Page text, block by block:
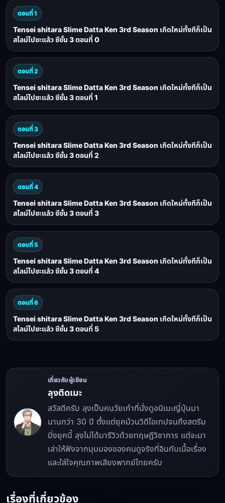
ตอนที่ 1
Tensei shitara Slime Datta Ken 3rd Season เกิดใหม่ทั้งทีก็เป็น
สไลม์ไปซะแล้ว ซีซั่น 3 ตอนที่ 0
ตอนที่ 2
Tensei shitara Slime Datta Ken 3rd Season เกิดใหม่ทั้งทีก็เป็น
สไลม์ไปซะแล้ว ซีซั่น 3 ตอนที่ 1
ตอนที่ 3
Tensei shitara Slime Datta Ken 3rd Season เกิดใหม่ทั้งทีก็เป็น
สไลม์ไปซะแล้ว ซีซั่น 3 ตอนที่ 2
ตอนที่ 4
Tensei shitara Slime Datta Ken 3rd Season เกิดใหม่ทั้งทีก็เป็น
สไลม์ไปซะแล้ว ซีซั่น 3 ตอนที่ 3
ตอนที่ 5
Tensei shitara Slime Datta Ken 3rd Season เกิดใหม่ทั้งทีก็เป็น
สไลม์ไปซะแล้ว ซีซั่น 3 ตอนที่ 4
ตอนที่ 6
Tensei shitara Slime Datta Ken 3rd Season เกิดใหม่ทั้งทีก็เป็น
สไลม์ไปซะแล้ว ซีซั่น 3 ตอนที่ 5
เกี่ยวกับผู้เขียน
ลุงติดเมะ
สวัสดีครับ ลุงเป็นคนวัยเก๋าที่นั่งดูอนิเมะญี่ปุ่นมา
นานกว่า 30 ปี ตั้งแต่ยุคม้วนวิดีโอเทปจนถึงสตรีม
มิ่งยุคนี้ ลุงไม่ได้มารีวิวด้วยทฤษฎีวิชาการ แต่จะมา
เล่าให้ฟังจากมุมมองของคนดูจริงที่อินกับเนื้อเรื่อง
และใส่ใจคุณภาพเสียงพากย์ไทยครับ
เรื่องที่เกี่ยวข้อง